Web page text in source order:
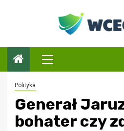
Menu
główne
Polityka
Generał
bohater czy